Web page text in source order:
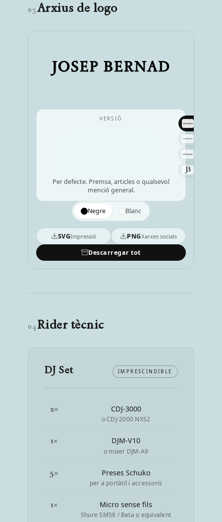
03Arxius de logo
Descarregar tot
SVGImpressió PNGXarxes socials
Negre Blanc
VERSIÓ
Per defecte. Premsa, articles o qualsevol
menció general.
04Rider tècnic
DJ Set IMPRESCINDIBLE
2× CDJ-3000
o CDJ-2000 NXS2
1× DJM-V10
o mixer DJM-A9
5× Preses Schuko
per a portàtil i accessoris
1× Micro sense fils
Shure SM58 / Beta o equivalent